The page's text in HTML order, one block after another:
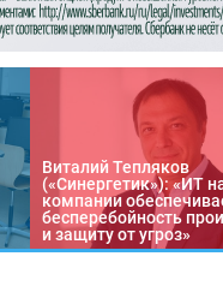
Виталий Тепляков
(«Синергетик»): «ИТ
компании
бесперебойность
и защиту от угроз»